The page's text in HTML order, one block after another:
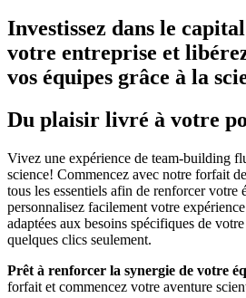
Investissez dans le
votre entreprise et
vos équipes grâce à la
Du plaisir livré à votre
Vivez une expérience de team-building
science! Commencez avec notre forfait
tous les essentiels afin de renforcer votre
personnalisez facilement votre
adaptées aux besoins spécifiques de
quelques clics seulement.
Prêt à renforcer la synergie de votre
forfait et commencez votre aventure